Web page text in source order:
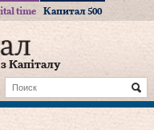
time Капитал 500
Капіталу